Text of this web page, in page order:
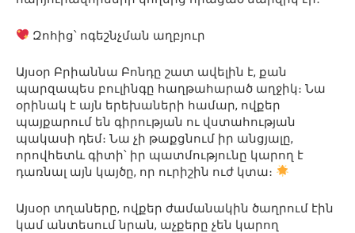
Զոհից՝ ոգեշնչման աղբյուր
Այսօր Բրիաննա Բոնդը շատ ավելին է, քան
պարզապես բուլինգը հաղթահարած աղջիկ։ Նա
օրինակ է այն երեխաների համար, ովքեր
պայքարում են գիրության ու վստահության
պակասի դեմ։ Նա չի թաքցնում իր անցյալը,
որովհետև գիտի՝ իր պատմությունը կարող է
դառնալ այն կայծը, որ ուրիշին ուժ կտա։
Այսօր տղաները, ովքեր ժամանակին ծաղրում էին
կամ անտեսում նրան, աչքերը չեն կարող